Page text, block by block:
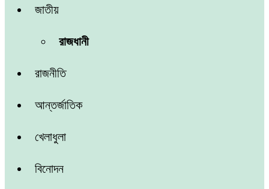
জাতীয়
রাজধানী
রাজনীতি
আন্তর্জাতিক
খেলাধুলা
বিনোদন